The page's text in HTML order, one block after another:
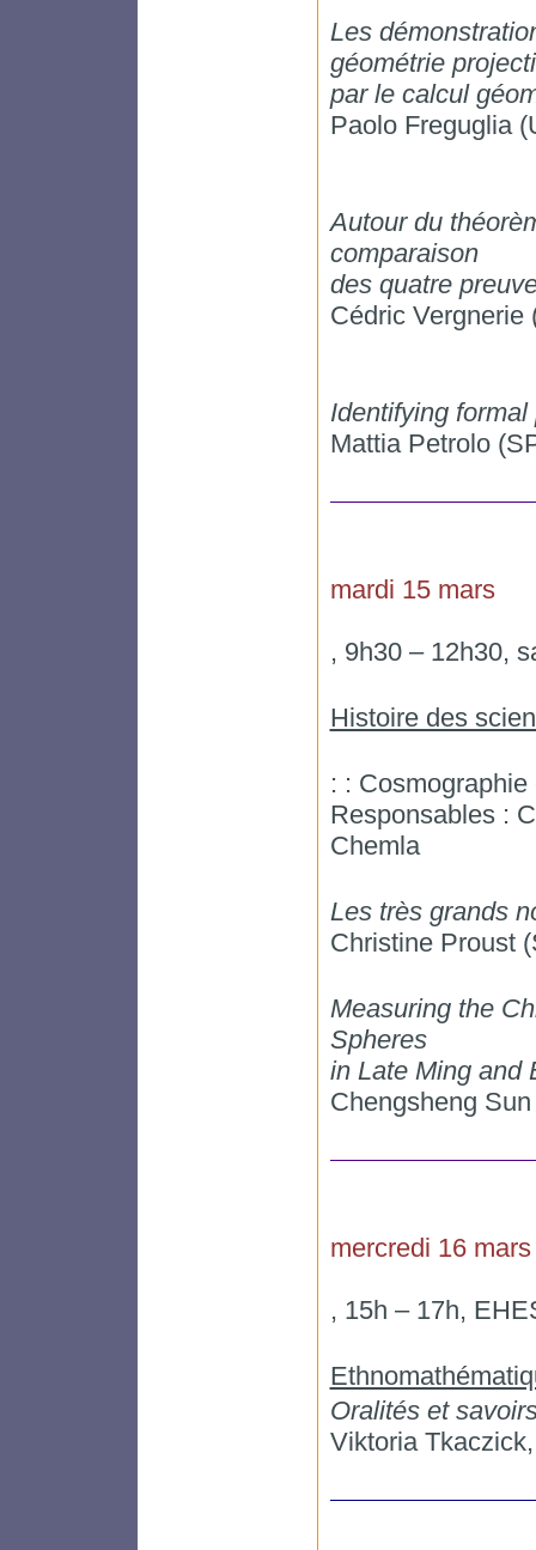
Les
géométrie
par le calcul
Paolo Freguglia
Autour du
comparaison
des quatre
Cédric
Identifying formal
Mattia Petrolo
mardi 15 mars
, 9h30 – 12h30,
Histoire des
: :
Responsables :
Chemla
Les très grands
Christine Proust
Measuring the
Spheres
in Late Ming and
Chengsheng
mercredi 16 mars
, 15h – 17h,
Oralités et
Viktoria